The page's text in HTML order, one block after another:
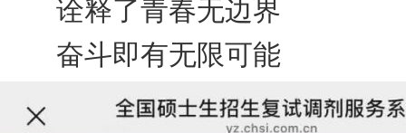
诠释了青春无边界
奋斗即有无限可能